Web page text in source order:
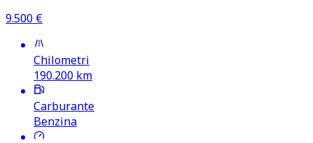
9.500 €
Chilometri
190.200 km
Carburante
Benzina